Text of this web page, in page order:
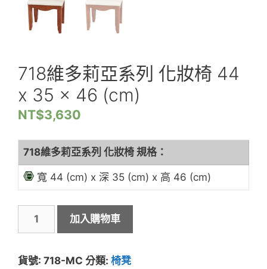
718維多莉亞系列 化妝椅 44
x 35 x 46 (cm)
NT$3,630
718維多莉亞系列 化妝椅 規格：
寬 44 (cm) x 深 35 (cm) x 高 46 (cm)
加入購物車
貨號: 718-MC 分類: 椅凳